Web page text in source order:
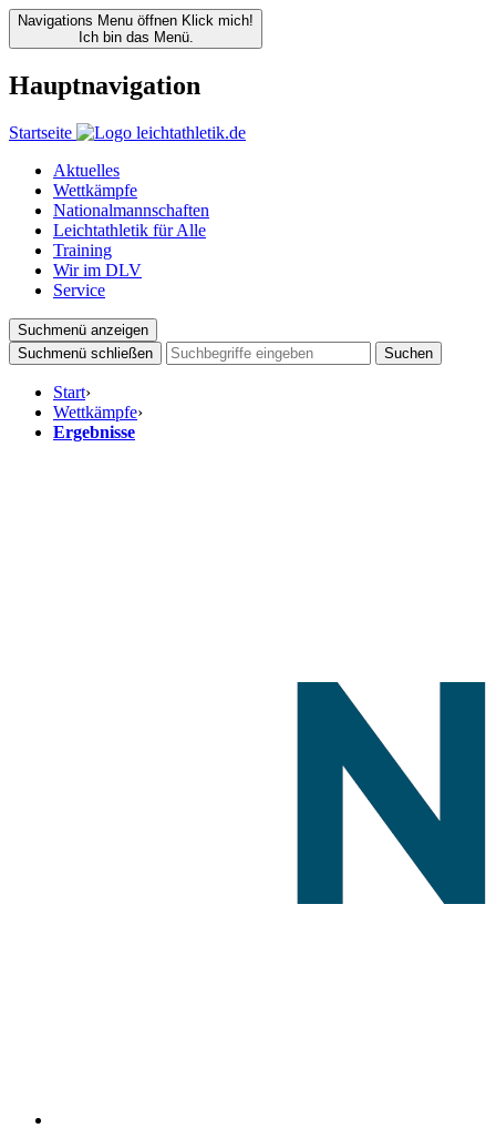
Navigations Menu öffnen Klick mich!
Ich bin das Menü.
Hauptnavigation
Startseite
Aktuelles
Wettkämpfe
Nationalmannschaften
Leichtathletik für Alle
Training
Wir im DLV
Service
Suchmenü anzeigen
Suchmenü schließen
Suchen
Start›
Wettkämpfe›
Ergebnisse